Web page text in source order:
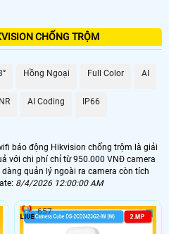
CHỐNG TRỘM
Hồng Ngoại Full Color AI
AI Coding IP66
báo động Hikvision chống trộm là giải
với chi phí chỉ từ 950.000 VNĐ camera
quản lý ngoài ra camera còn tích
8/4/2026 12:00:00 AM
657